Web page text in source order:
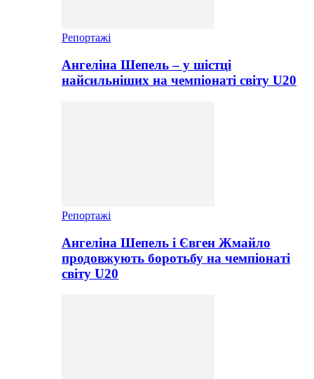
Репортажі
Ангеліна Шепель – у шістці
найсильніших на чемпіонаті світу U20
Репортажі
Ангеліна Шепель і Євген Жмайло
продовжують боротьбу на чемпіонаті
світу U20